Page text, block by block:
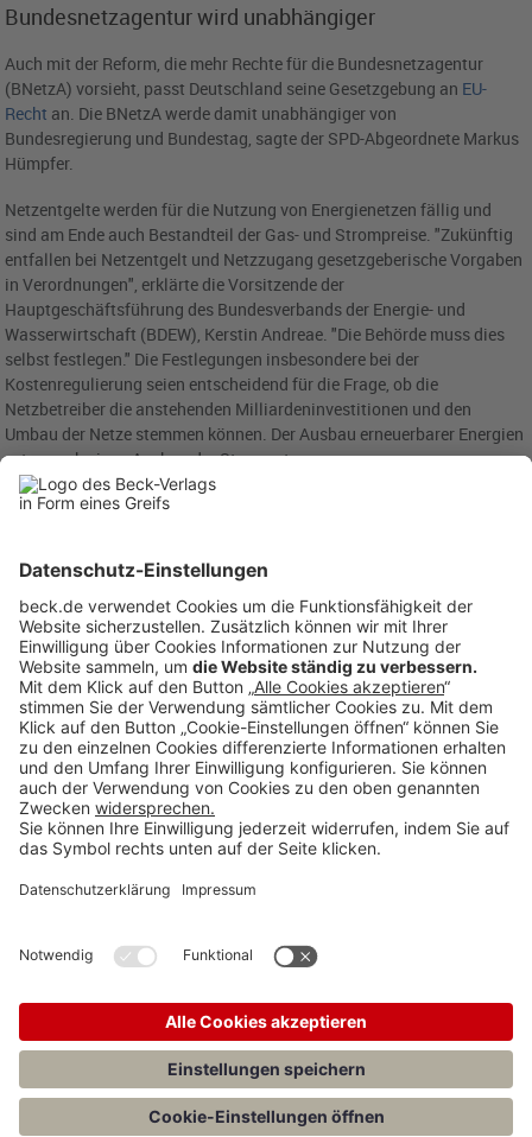
Bundesnetzagentur wird unabhängiger
Auch mit der Reform, die mehr Rechte für die Bundesnetzagentur
(BNetzA) vorsieht, passt Deutschland seine Gesetzgebung an EU-
Recht an. Die BNetzA werde damit unabhängiger von
Bundesregierung und Bundestag, sagte der SPD-Abgeordnete Markus
Hümpfer.
Netzentgelte werden für die Nutzung von Energienetzen fällig und
sind am Ende auch Bestandteil der Gas- und Strompreise. "Zukünftig
entfallen bei Netzentgelt und Netzzugang gesetzgeberische Vorgaben
in Verordnungen", erklärte die Vorsitzende der
Hauptgeschäftsführung des Bundesverbands der Energie- und
Wasserwirtschaft (BDEW), Kerstin Andreae. "Die Behörde muss dies
selbst festlegen." Die Festlegungen insbesondere bei der
Kostenregulierung seien entscheidend für die Frage, ob die
Netzbetreiber die anstehenden Milliardeninvestitionen und den
Umbau der Netze stemmen können. Der Ausbau erneuerbarer Energien
setze auch einen Ausbau der Stromnetze voraus.
Bundesnetzagentur-Chef Klaus Müller hatte schon im Spätsommer
"Handelsblatt". Noch in diesem Jahr wolle seine Behörde einen
Vorschlag zur Reform der Netzentgelte machen, sagte er der Zeitung.
"Wir stellen zur Diskussion, dass Netzbetreiber, die ihre Netze
insbesondere für Erneuerbare ausbauen, entlastet werden. Heute
werden diese Investitionen ausschließlich von den Verbrauchern vor
Ort getragen, dabei ist der Ausbau eine gesamtgesellschaftliche
Herausforderung." Eine deutschlandweite Vereinheitlichung strebe er
dabei nicht an. Eine Neuregelung kann nach Einschätzung seiner
Behörde frühestens am 01.01.2025 in Kraft treten.
Erasmus-Stiftung,NVwZ (m. Anm. Geerlings)